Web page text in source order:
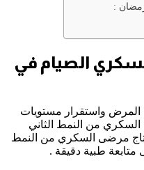
:
الصيام في
واستقرار مستويات
من النمط الثاني
مرضى السكري من النمط
طبية دقيقة .